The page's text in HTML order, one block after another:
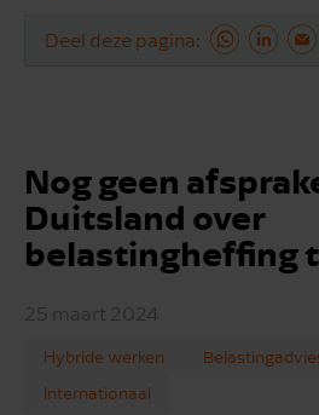
Deel deze pagina
Nog geen
Duitsland over
belastingheffing
25 maart 2024
Hybride werken
Internationaal